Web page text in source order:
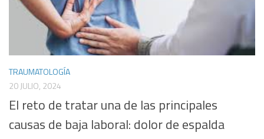
TRAUMATOLOGÍA
20 JULIO, 2024
El reto de tratar una de las principales
causas de baja laboral: dolor de espalda